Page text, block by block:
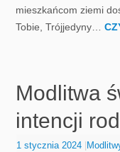
mieszkańcom ziemi
Tobie, Trójjedyny…
Modlitwa
intencji
1 stycznia 2024